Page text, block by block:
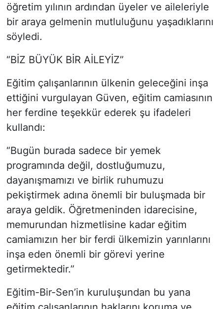
öğretim yılının ardından üyeler ve aileleriyle
bir araya gelmenin mutluluğunu yaşadıklarını
söyledi.
“BİZ BÜYÜK BİR AİLEYİZ”
Eğitim çalışanlarının ülkenin geleceğini inşa
ettiğini vurgulayan Güven, eğitim camiasının
her ferdine teşekkür ederek şu ifadeleri
kullandı:
“Bugün burada sadece bir yemek
programında değil, dostluğumuzu,
dayanışmamızı ve birlik ruhumuzu
pekiştirmek adına önemli bir buluşmada bir
araya geldik. Öğretmeninden idarecisine,
memurundan hizmetlisine kadar eğitim
camiamızın her bir ferdi ülkemizin yarınlarını
inşa eden önemli bir görevi yerine
getirmektedir.”
Eğitim-Bir-Sen’in kuruluşundan bu yana